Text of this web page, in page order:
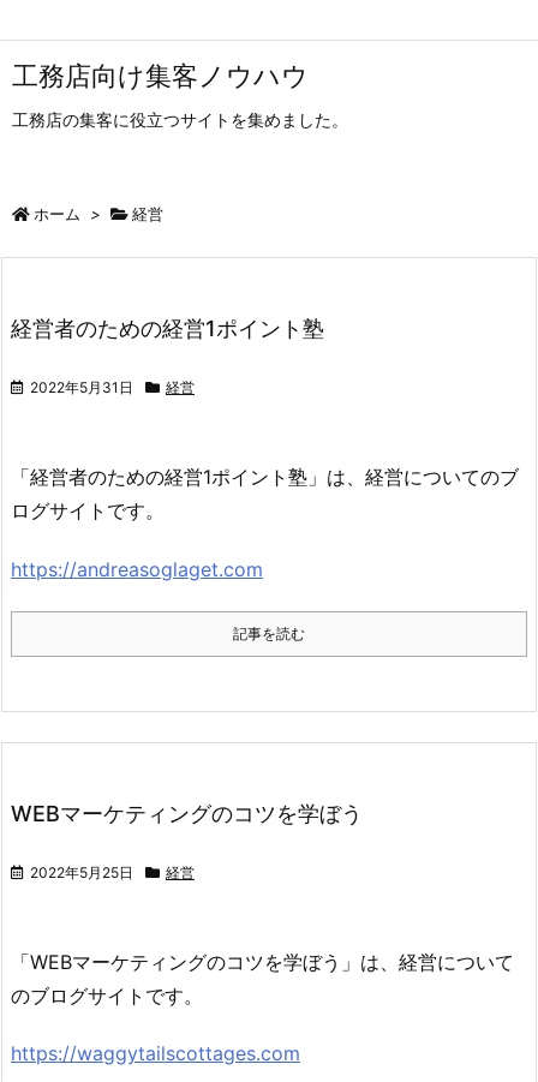
工務店向け集客ノウハウ
工務店の集客に役立つサイトを集めました。
ホーム > 経営
経営者のための経営1ポイント塾
2022年5月31日 経営
「経営者のための経営1ポイント塾」は、経営についてのブ
ログサイトです。
https://andreasoglaget.com
記事を読む
WEBマーケティングのコツを学ぼう
2022年5月25日 経営
「WEBマーケティングのコツを学ぼう」は、経営について
のブログサイトです。
https://waggytailscottages.com